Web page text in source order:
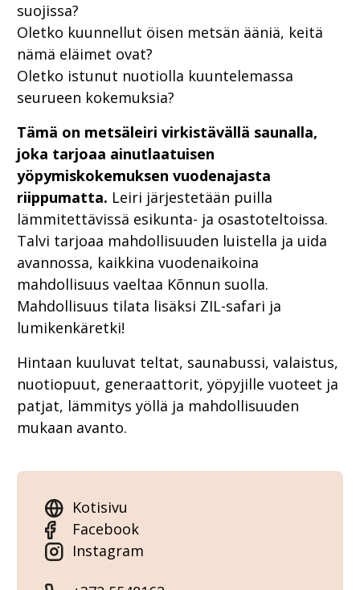
suojissa?
Oletko kuunnellut öisen metsän ääniä, keitä
nämä eläimet ovat?
Oletko istunut nuotiolla kuuntelemassa
seurueen kokemuksia?
Tämä on metsäleiri virkistävällä saunalla,
joka tarjoaa ainutlaatuisen
yöpymiskokemuksen vuodenajasta
riippumatta. Leiri järjestetään puilla
lämmitettävissä esikunta- ja osastoteltoissa.
Talvi tarjoaa mahdollisuuden luistella ja uida
avannossa, kaikkina vuodenaikoina
mahdollisuus vaeltaa Kõnnun suolla.
Mahdollisuus tilata lisäksi ZIL-safari ja
lumikenkäretki!
Hintaan kuuluvat teltat, saunabussi, valaistus,
nuotiopuut, generaattorit, yöpyjille vuoteet ja
patjat, lämmitys yöllä ja mahdollisuuden
mukaan avanto.
Kotisivu
Facebook
Instagram